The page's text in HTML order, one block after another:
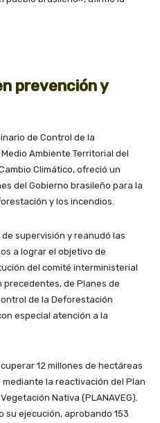
prevención y
de Control de la
Ambiente Territorial del
Climático, ofreció un
del Gobierno brasileño para la
y los incendios.
supervisión y reanudó las
a lograr el objetivo de
del comité interministerial
precedentes, de Planes de
de la Deforestación
especial atención a la
12 millones de hectáreas
la reactivación del Plan
Nativa (PLANAVEG).
su ejecución, aprobando 153